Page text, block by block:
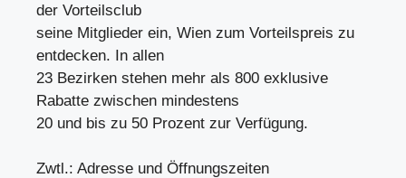
der Vorteilsclub
seine Mitglieder ein, Wien zum Vorteilspreis zu
entdecken. In allen
23 Bezirken stehen mehr als 800 exklusive
Rabatte zwischen mindestens
20 und bis zu 50 Prozent zur Verfügung.
Zwtl.: Adresse und Öffnungszeiten